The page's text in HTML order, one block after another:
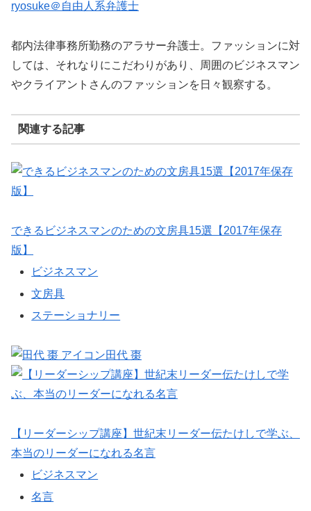
ryosuke＠自由人系弁護士
都内法律事務所勤務のアラサー弁護士。ファッションに対
しては、それなりにこだわりがあり、周囲のビジネスマン
やクライアントさんのファッションを日々観察する。
関連する記事
できるビジネスマンのための文房具15選【2017年保存
版】
ビジネスマン
文房具
ステーショナリー
田代 棗
【リーダーシップ講座】世紀末リーダー伝たけしで学ぶ、
本当のリーダーになれる名言
ビジネスマン
名言